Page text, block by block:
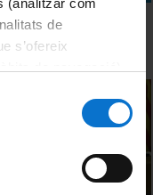
(analitzar com
de
s’ofereix
web de la
2024. Sessió 9